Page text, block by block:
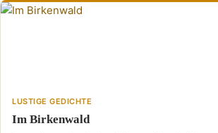
LUSTIGE GEDICHTE
Im Birkenwald